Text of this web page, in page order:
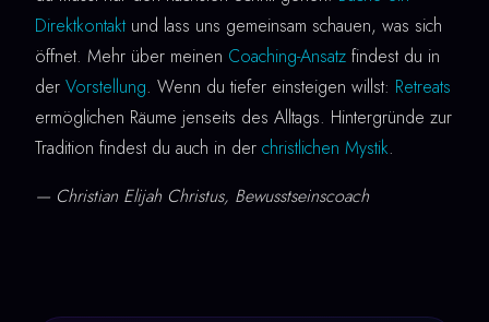
Direktkontakt und lass uns gemeinsam schauen, was sich
öffnet. Mehr über meinen Coaching-Ansatz findest du in
der Vorstellung. Wenn du tiefer einsteigen willst: Retreats
ermöglichen Räume jenseits des Alltags. Hintergründe zur
Tradition findest du auch in der christlichen Mystik.
— Christian Elijah Christus, Bewusstseinscoach